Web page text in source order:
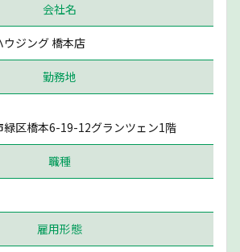
会社名
ジング 橋本店
勤務地
緑区橋本6-19-12グランツェン1階
職種
雇用形態